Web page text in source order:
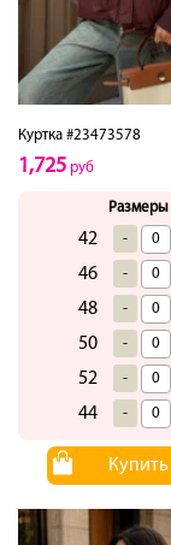
Куртка #23473578
1,725 руб
Размеры
42 -
46 -
48 -
50 -
52 -
44 -
Купить